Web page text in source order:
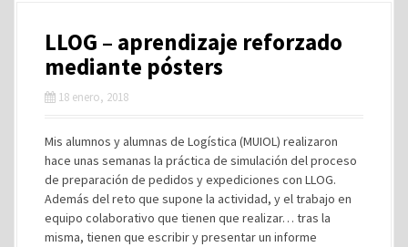
LLOG – aprendizaje reforzado
mediante pósters
18 enero, 2018
Mis alumnos y alumnas de Logística (MUIOL) realizaron
hace unas semanas la práctica de simulación del proceso
de preparación de pedidos y expediciones con LLOG.
Además del reto que supone la actividad, y el trabajo en
equipo colaborativo que tienen que realizar… tras la
misma, tienen que escribir y presentar un informe